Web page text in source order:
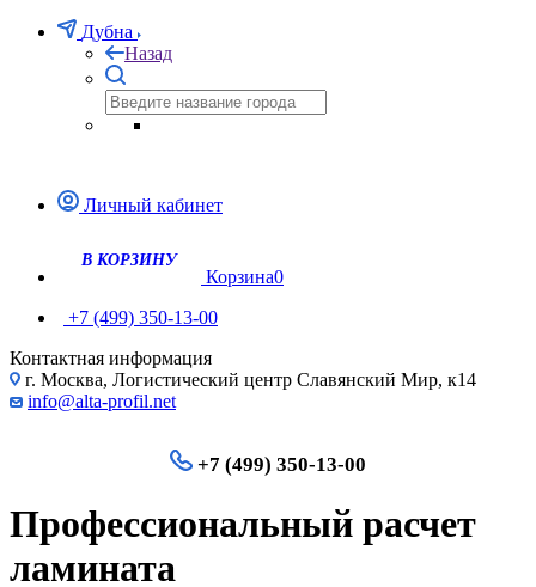
Дубна
Назад
Личный кабинет
Корзина0
+7 (499) 350-13-00
Контактная информация
г. Москва, Логистический центр Славянский Мир, к14
info@alta-profil.net
+7 (499) 350-13-00
Профессиональный расчет
ламината